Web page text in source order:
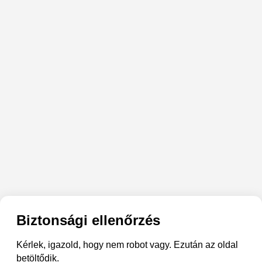
Biztonsági ellenőrzés
Kérlek, igazold, hogy nem robot vagy. Ezután az oldal
betöltődik.